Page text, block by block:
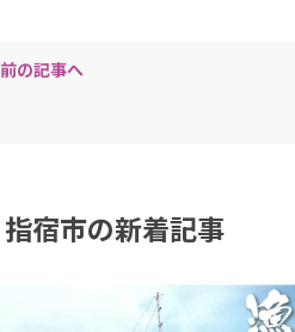
前の記事へ
指宿市の新着記事